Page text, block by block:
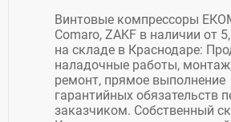
Винтовые компрессоры
Comaro, ZAKF в наличии от
на складе в Краснодаре:
наладочные работы,
ремонт, прямое выполнение
гарантийных обязательств
заказчиком. Собственный